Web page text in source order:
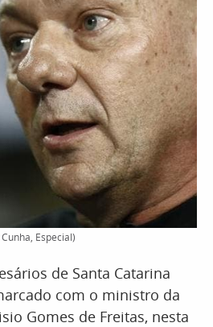
Especial)
de Santa Catarina
com o ministro da
Gomes de Freitas, nesta